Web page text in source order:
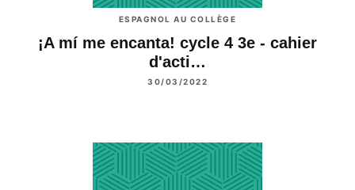
ESPAGNOL AU COLLÈGE
¡A mí me encanta! cycle 4 3e - cahier
d'acti…
30/03/2022